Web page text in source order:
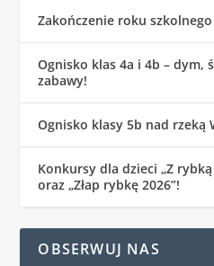
Zakończenie roku
Ognisko klas 4a i 4b – dym,
zabawy!
Ognisko klasy 5b nad rzeką
Konkursy dla dzieci „Z
oraz „Złap rybkę 2026”!
OBSERWUJ NAS